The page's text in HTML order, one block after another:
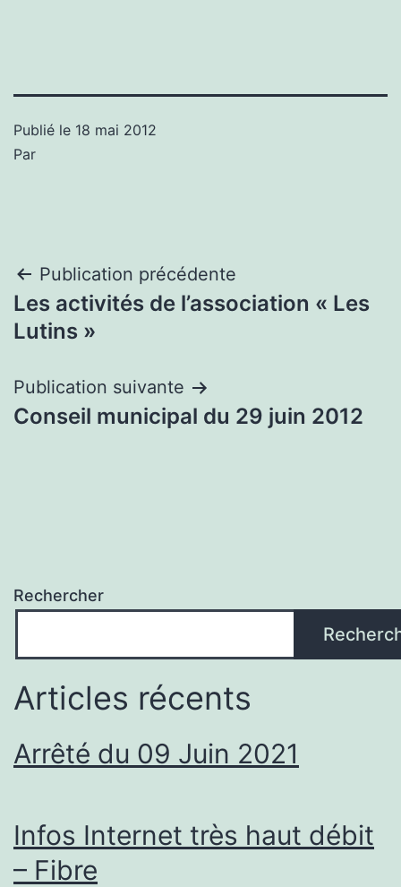
Publié le 18 mai 2012
Par
Navigation
de
Publication précédente
Les activités de l’association « Les
Lutins »
Publication suivante
Conseil municipal du 29 juin 2012
Rechercher
Articles récents
Arrêté du 09 Juin 2021
Infos Internet très haut débit
– Fibre